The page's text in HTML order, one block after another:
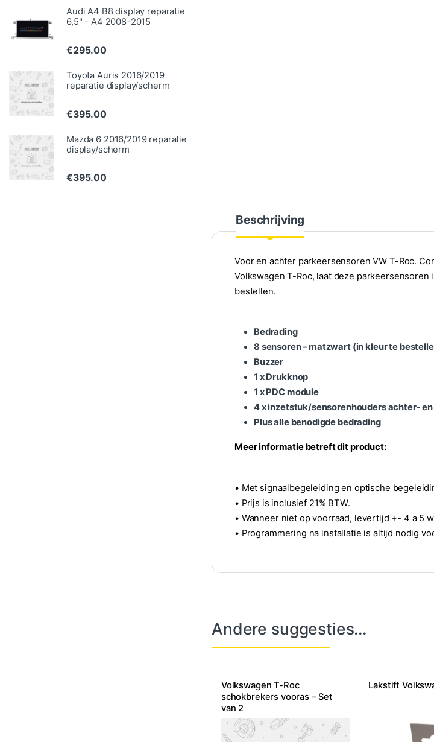
Beschrijving
Voor en achter parkeersensoren VW T-Roc.
Volkswagen T-Roc, laat deze
bestellen.
Bedrading
8 sensoren – matzwart (in kleur te
Buzzer
1 x Drukknop
1 x PDC module
4 x inzetstuk/sensorenhouders achter-
Plus alle benodigde bedrading
Meer informatie betreft dit product:
• Met signaalbegeleiding en optische
• Prijs is inclusief 21% BTW.
• Wanneer niet op voorraad, levertijd +- 4 a 5
• Programmering na installatie is altijd nodig
Andere suggesties…
Volkswagen T-Roc
schokbrekers vooras – Set
van 2
Lakstift
Audi A4 B8 display reparatie
6,5" - A4 2008–2015
€295.00
Toyota Auris 2016/2019
reparatie display/scherm
€395.00
Mazda 6 2016/2019 reparatie
display/scherm
€395.00